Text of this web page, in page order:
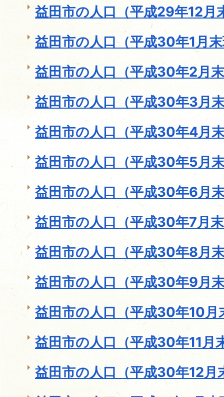
益田市の人口（平成29年12月
益田市の人口（平成30年1月
益田市の人口（平成30年2月
益田市の人口（平成30年3月
益田市の人口（平成30年4月
益田市の人口（平成30年5月
益田市の人口（平成30年6月
益田市の人口（平成30年7月
益田市の人口（平成30年8月
益田市の人口（平成30年9月
益田市の人口（平成30年10月
益田市の人口（平成30年11月
益田市の人口（平成30年12月